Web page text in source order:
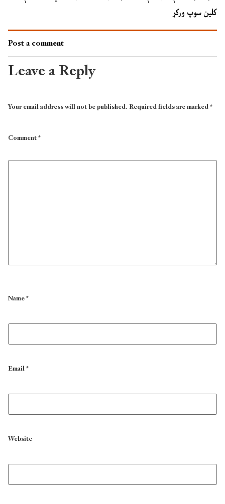
کلین سوپ ورکړ
Post a comment
Leave a Reply
Your email address will not be published.Required fields are marked*
Comment*
Name*
Email*
Website